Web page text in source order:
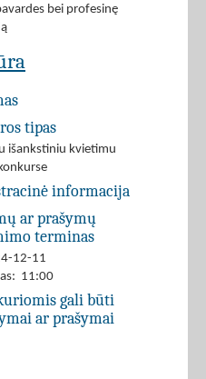
bei profesinę
tipas
išankstiniu kvietimu
informacija
ar prašymų
terminas
12-11
11:00
gali būti
ar prašymai